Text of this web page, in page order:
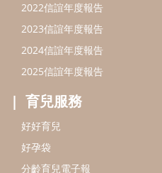
信誼基金會